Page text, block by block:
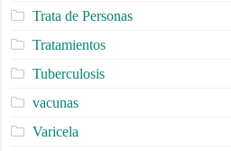
Trata de Personas
Tratamientos
Tuberculosis
vacunas
Varicela